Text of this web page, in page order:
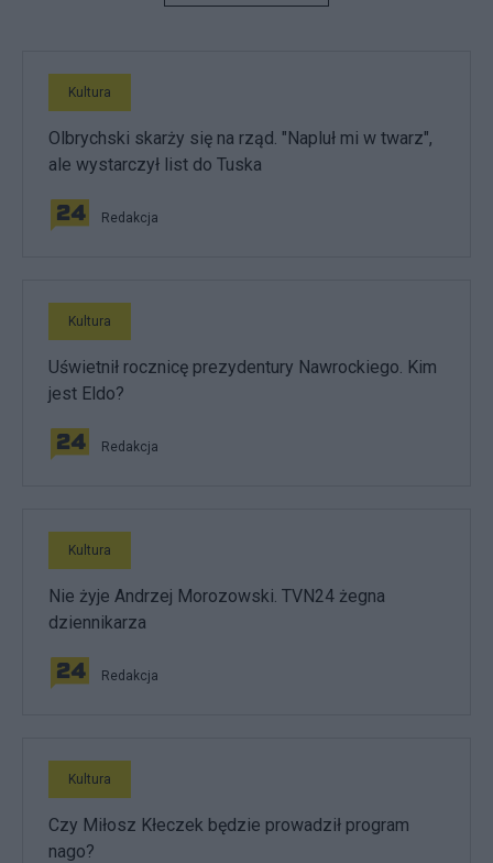
Kultura
Olbrychski skarży się na rząd. "Napluł mi w twarz",
ale wystarczył list do Tuska
Redakcja
Kultura
Uświetnił rocznicę prezydentury Nawrockiego. Kim
jest Eldo?
Redakcja
Kultura
Nie żyje Andrzej Morozowski. TVN24 żegna
dziennikarza
Redakcja
Kultura
Czy Miłosz Kłeczek będzie prowadził program
nago?